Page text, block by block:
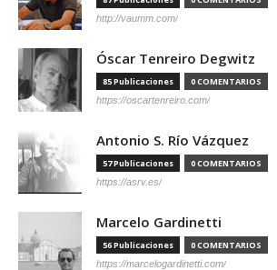
http://vaumm.com/
Óscar Tenreiro Degwitz
85 Publicaciones 0 COMENTARIOS
https://oscartenreiro.com/
Antonio S. Río Vázquez
57 Publicaciones 0 COMENTARIOS
https://asrv.es/
Marcelo Gardinetti
56 Publicaciones 0 COMENTARIOS
https://marcelogardinetti.com/